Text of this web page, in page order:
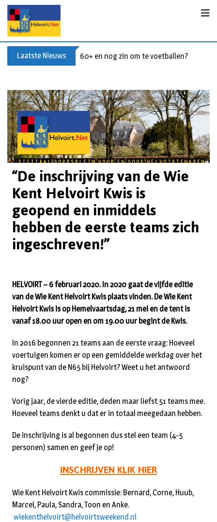
Laatste Nieuws 60+ en nog zin om te voetballen? Kom
“De inschrijving van de Wie
Kent Helvoirt Kwis is
geopend en inmiddels
hebben de eerste teams zich
ingeschreven!”
HELVOIRT – 6 februari 2020. In 2020 gaat de vijfde editie
van de Wie Kent Helvoirt Kwis plaats vinden. De Wie Kent
Helvoirt Kwis is op Hemelvaartsdag, 21 mei en de tent is
vanaf 18.00 uur open en om 19.00 uur begint de Kwis.
In 2016 begonnen 21 teams aan de eerste vraag: Hoeveel
voertuigen komen er op een gemiddelde werkdag over het
kruispunt van de N65 bij Helvoirt? Weet u het antwoord
nog?
Vorig jaar, de vierde editie, deden maar liefst 51 teams mee.
Hoeveel teams denkt u dat er in totaal meegedaan hebben.
De inschrijving is al begonnen dus stel een team (4-5
personen) samen en geef je op!
INSCHRIJVEN KLIK HIER
Wie Kent Helvoirt Kwis commissie: Bernard, Corne, Huub,
Marcel, Paula, Sandra, Toon en Anke.
wiekenthelvoirt@helvoirtsweekend.nl